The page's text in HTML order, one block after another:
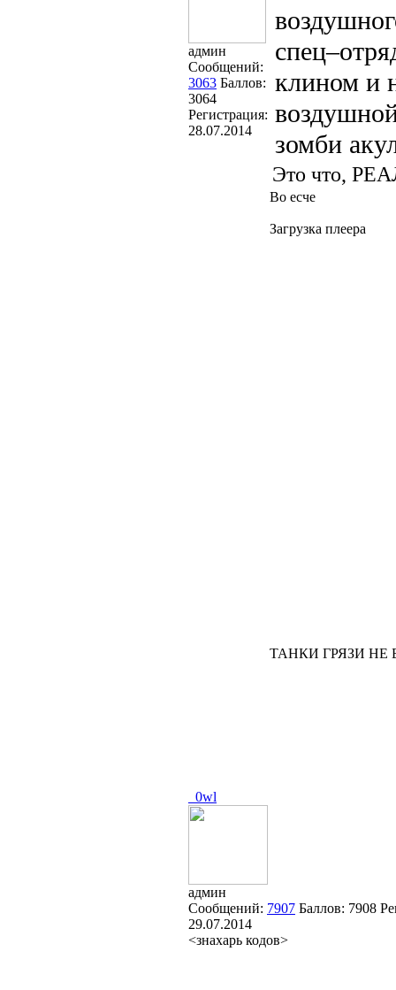
админ
Сообщений:
3063 Баллов:
3064
Регистрация:
28.07.2014
клином и
зомби
Это что,
Во есче
Загрузка плеера
ТАНКИ ГРЯЗИ НЕ
_0wl
админ
Сообщений: 7907 Баллов: 7908
29.07.2014
<знахарь кодов>